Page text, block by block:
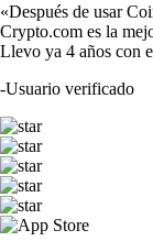
«Después de usar
Crypto.com es la
Llevo ya 4 años con
-Usuario verificado